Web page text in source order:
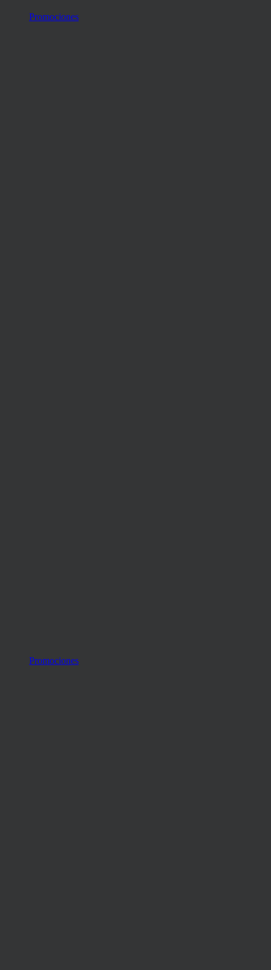
Promociones
Promociones